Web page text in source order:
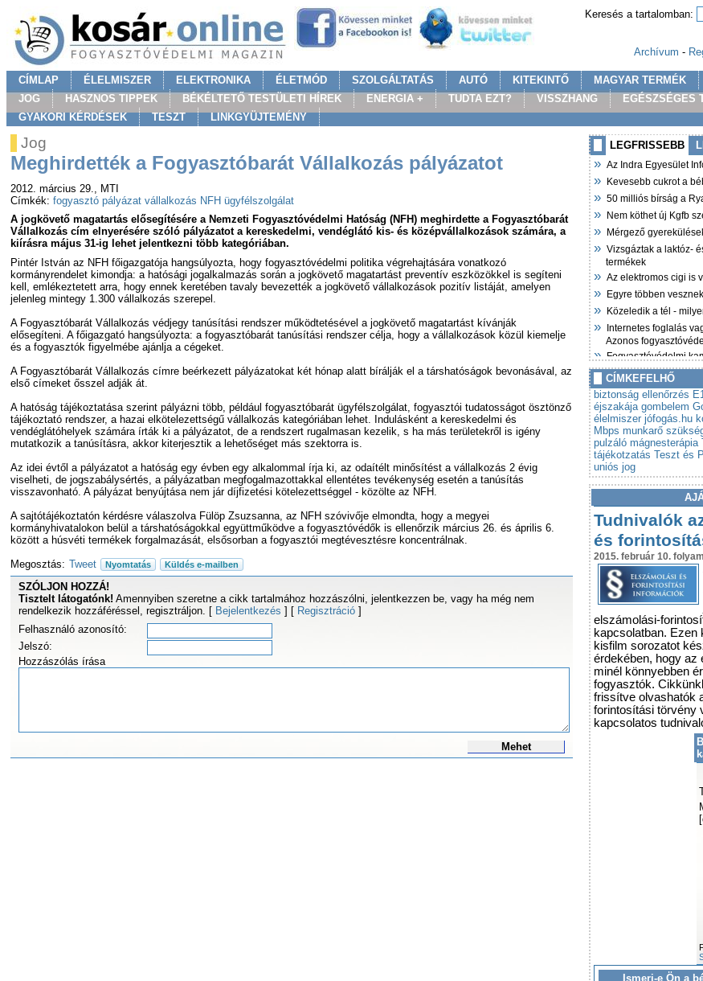
Keresés a tartalomban:
Archívum -
CÍMLAP ÉLELMISZER ELEKTRONIKA ÉLETMÓD SZOLGÁLTATÁS AUTÓ KITEKINTŐ MAGYAR TERMÉK
JOG
HASZNOS TIPPEK BÉKÉLTETŐ TESTÜLETI HÍREK ENERGIA + TUDTA EZT? VISSZHANG
EGÉSZSÉGES
GYAKORI KÉRDÉSEK
TESZT LINKGYÜJTEMÉNY
Jog
Meghirdették a Fogyasztóbarát Vállalkozás pályázatot
2012. március 29., MTI
Címkék: fogyasztó pályázat vállalkozás NFH ügyfélszolgálat
A jogkövető magatartás elősegítésére a Nemzeti Fogyasztóvédelmi Hatóság (NFH) meghirdette a Fogyasztóbarát
Vállalkozás cím elnyerésére szóló pályázatot a kereskedelmi, vendéglátó kis- és középvállalkozások számára, a
kiírásra május 31-ig lehet jelentkezni több kategóriában.
Pintér István az NFH főigazgatója hangsúlyozta, hogy fogyasztóvédelmi politika végrehajtására vonatkozó
kormányrendelet kimondja: a hatósági jogalkalmazás során a jogkövető magatartást preventív eszközökkel is segíteni
kell, emlékeztetett arra, hogy ennek keretében tavaly bevezették a jogkövető vállalkozások pozitív listáját, amelyen
jelenleg mintegy 1.300 vállalkozás szerepel.
A Fogyasztóbarát Vállalkozás védjegy tanúsítási rendszer működtetésével a jogkövető magatartást kívánják
elősegíteni. A főigazgató hangsúlyozta: a fogyasztóbarát tanúsítási rendszer célja, hogy a vállalkozások közül kiemelje
és a fogyasztók figyelmébe ajánlja a cégeket.
A Fogyasztóbarát Vállalkozás címre beérkezett pályázatokat két hónap alatt bírálják el a társhatóságok bevonásával, az
első címeket ősszel adják át.
A hatóság tájékoztatása szerint pályázni több, például fogyasztóbarát ügyfélszolgálat, fogyasztói tudatosságot ösztönző
tájékoztató rendszer, a hazai elkötelezettségű vállalkozás kategóriában lehet. Indulásként a kereskedelmi és
vendéglátóhelyek számára írták ki a pályázatot, de a rendszert rugalmasan kezelik, s ha más területekről is igény
mutatkozik a tanúsításra, akkor kiterjesztik a lehetőséget más szektorra is.
Az idei évtől a pályázatot a hatóság egy évben egy alkalommal írja ki, az odaítélt minősítést a vállalkozás 2 évig
viselheti, de jogszabálysértés, a pályázatban megfogalmazottakkal ellentétes tevékenység esetén a tanúsítás
visszavonható. A pályázat benyújtása nem jár díjfizetési kötelezettséggel - közölte az NFH.
A sajtótájékoztatón kérdésre válaszolva Fülöp Zsuzsanna, az NFH szóvivője elmondta, hogy a megyei
kormányhivatalokon belül a társhatóságokkal együttműködve a fogyasztóvédők is ellenőrzik március 26. és április 6.
között a húsvéti termékek forgalmazását, elsősorban a fogyasztói megtévesztésre koncentrálnak.
Megosztás: Tweet Nyomtatás Küldés e-mailben
SZÓLJON HOZZÁ!
Tisztelt látogatónk! Amennyiben szeretne a cikk tartalmához hozzászólni, jelentkezzen be, vagy ha még nem
rendelkezik hozzáféréssel, regisztráljon. [ Bejelentkezés ] [ Regisztráció ]
Felhasználó azonosító:
Jelszó:
Hozzászólás írása
Mehet
LEGFRISSEBB
» Az Indra Egyesület
» Kevesebb cukrot a
» 50 milliós bírság a
» Nem köthet új Kgfb
» Mérgező
» Vizsgáztak a laktóz-
termékek
» Az elektromos cigi is
» Egyre többen
» Közeledik a tél -
»
Internetes foglalás
Azonos
» Fogyasztóvédelmi
» Autót venne?
» Tovább szigorodnak
vonatkozó szabályok
CÍMKEFELHŐ
biztonság ellenőrzés
éjszakája gombelem
élelmiszer jófogás.hu
Mbps munkarő
pulzáló mágnesterápia
tájékotzatás Teszt és
uniós jog
Tudnivalók
és
2015. február 10.
elszámolási-
kapcsolatban. Ezen
kisfilm sorozatot
érdekében, hogy az
minél könnyebben
fogyasztók.
frissítve olvashatók
forintosítási törvény
kapcsolatos
Ismeri-e Ön a